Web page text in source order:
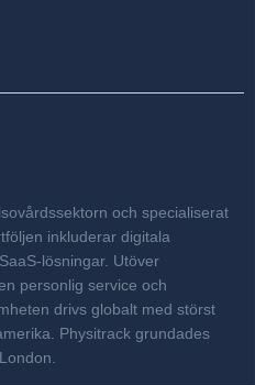
och specialiserat
inkluderar digitala
lösningar. Utöver
personlig service och
drivs globalt med störst
Physitrack grundades